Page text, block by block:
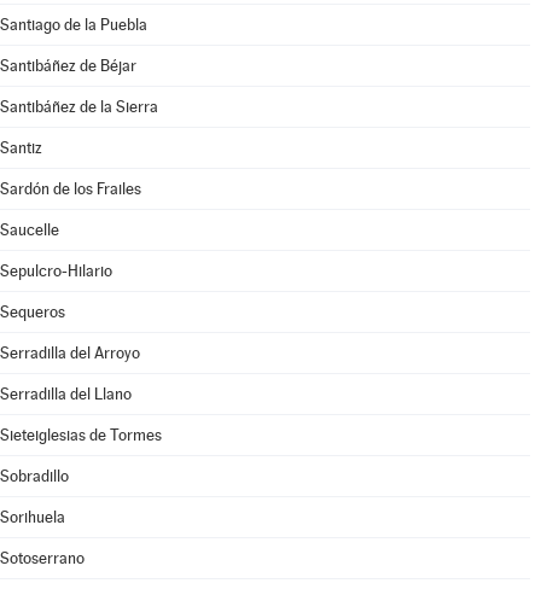
Santiago de la Puebla
Santibáñez de Béjar
Santibáñez de la Sierra
Santiz
Sardón de los Frailes
Saucelle
Sepulcro-Hilario
Sequeros
Serradilla del Arroyo
Serradilla del Llano
Sieteiglesias de Tormes
Sobradillo
Sorihuela
Sotoserrano